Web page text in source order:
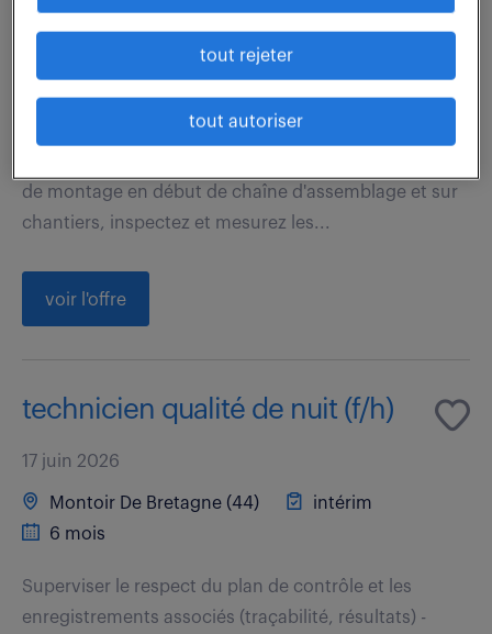
Montoir De Bretagne (44)
6 mois
26 000 € / an
Vous intervenez sur des travaux d'inspection qualité
de montage en début de chaîne d'assemblage et sur
chantiers, inspectez et mesurez les...
voir l'offre
technicien qualité de nuit (f/h)
17 juin 2026
Montoir De Bretagne (44)
intérim
6 mois
Superviser le respect du plan de contrôle et les
enregistrements associés (traçabilité, résultats) -
tout rejeter
tout autoriser